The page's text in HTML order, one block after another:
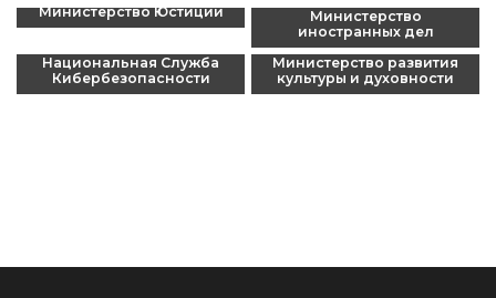
Министерство Юстиции
Министерство
иностранных дел
Национальная Служба
Кибербезопасности
Министерство развития
культуры и духовности